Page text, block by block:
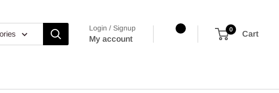
Login / Signup
My account
0
Cart